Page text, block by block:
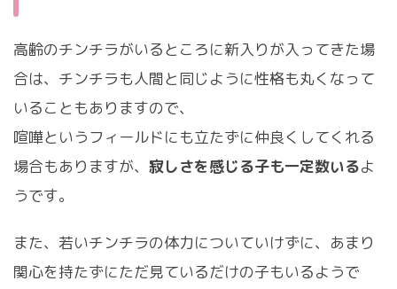
高齢のチンチラがいるところに新入りが入ってきた場
合は、チンチラも人間と同じように性格も丸くなって
いることもありますので、
喧嘩というフィールドにも立たずに仲良くしてくれる
場合もありますが、 寂しさを感じる子も一定数いるよ
うです。
また、若いチンチラの体力についていけずに、あまり
関心を持たずにただ見ているだけの子もいるようで